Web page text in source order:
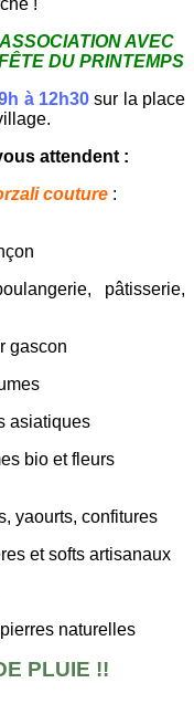
AVEC
DU PRINTEMPS
à 12h30 sur la place
attendent :
couture :
pâtisserie,
gascon
asiatiques
bio et fleurs
yaourts, confitures
et softs artisanaux
naturelles
PLUIE !!